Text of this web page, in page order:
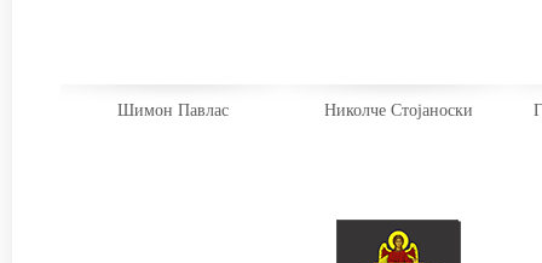
Шимон Павлас Николче Стојаноски